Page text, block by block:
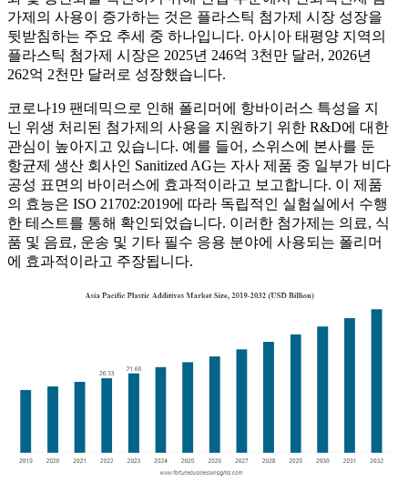
가제의 사용이 증가하는 것은 플라스틱 첨가제 시장 성장을
뒷받침하는 주요 추세 중 하나입니다. 아시아 태평양 지역의
플라스틱 첨가제 시장은 2025년 246억 3천만 달러, 2026년
262억 2천만 달러로 성장했습니다.
코로나19 팬데믹으로 인해 폴리머에 항바이러스 특성을 지
닌 위생 처리된 첨가제의 사용을 지원하기 위한 R&D에 대한
관심이 높아지고 있습니다. 예를 들어, 스위스에 본사를 둔
항균제 생산 회사인 Sanitized AG는 자사 제품 중 일부가 비다
공성 표면의 바이러스에 효과적이라고 보고합니다. 이 제품
의 효능은 ISO 21702:2019에 따라 독립적인 실험실에서 수행
한 테스트를 통해 확인되었습니다. 이러한 첨가제는 의료, 식
품 및 음료, 운송 및 기타 필수 응용 분야에 사용되는 폴리머
에 효과적이라고 주장됩니다.